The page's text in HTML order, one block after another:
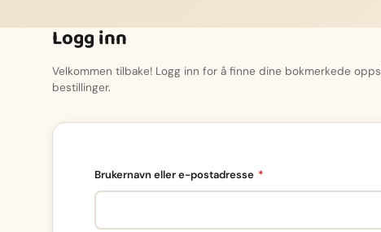
Logg inn
Velkommen tilbake! Logg inn for å finne dine bokmerkede
bestillinger.
Brukernavn eller e-postadresse *